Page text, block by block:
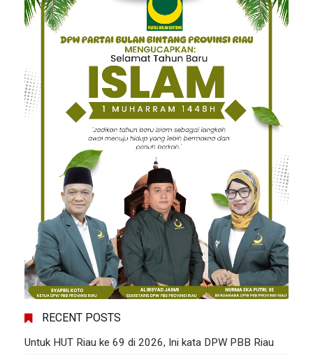
RECENT POSTS
Untuk HUT Riau ke 69 di 2026, Ini kata DPW PBB Riau